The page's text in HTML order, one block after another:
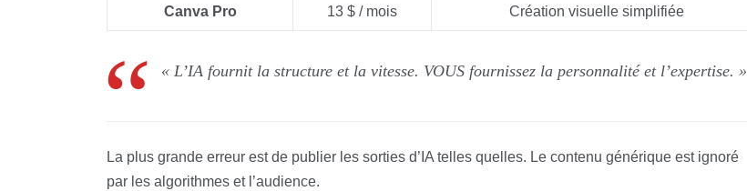
Canva Pro 13 $ / mois Création visuelle simplifiée
« L’IA fournit la structure et la vitesse. VOUS fournissez la personnalité et l’expertise. »
La plus grande erreur est de publier les sorties d’IA telles quelles. Le contenu générique est ignoré
par les algorithmes et l’audience.